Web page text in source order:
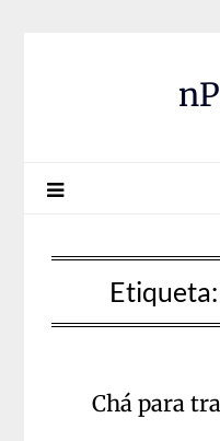
Etiqueta:
Chá para